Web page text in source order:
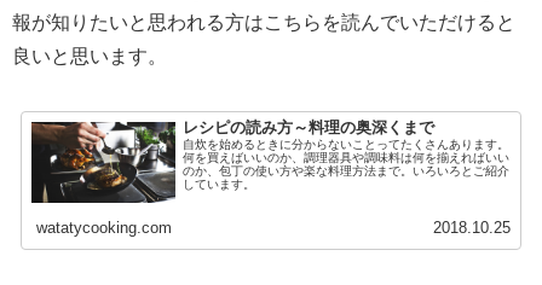
報が知りたいと思われる方はこちらを読んでいただけると
良いと思います。
レシピの読み方～料理の奥深くまで
自炊を始めるときに分からないことってたくさんあります。
何を買えばいいのか、調理器具や調味料は何を揃えればいい
のか、包丁の使い方や楽な料理方法まで。いろいろとご紹介
しています。
watatycooking.com 2018.10.25